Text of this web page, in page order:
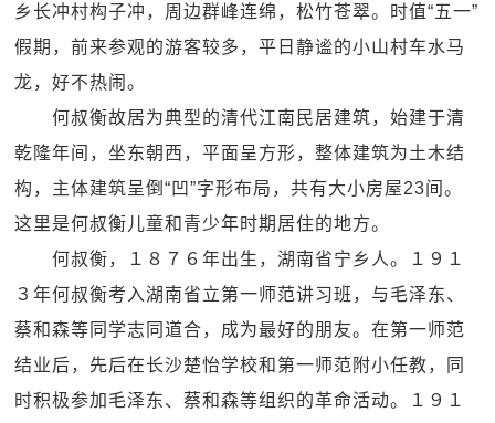
乡长冲村构子冲，周边群峰连绵，松竹苍翠。时值“五一”
假期，前来参观的游客较多，平日静谧的小山村车水马
龙，好不热闹。
何叔衡故居为典型的清代江南民居建筑，始建于清
乾隆年间，坐东朝西，平面呈方形，整体建筑为土木结
构，主体建筑呈倒“凹”字形布局，共有大小房屋23间。
这里是何叔衡儿童和青少年时期居住的地方。
何叔衡，１８７６年出生，湖南省宁乡人。１９１
３年何叔衡考入湖南省立第一师范讲习班，与毛泽东、
蔡和森等同学志同道合，成为最好的朋友。在第一师范
结业后，先后在长沙楚怡学校和第一师范附小任教，同
时积极参加毛泽东、蔡和森等组织的革命活动。１９１